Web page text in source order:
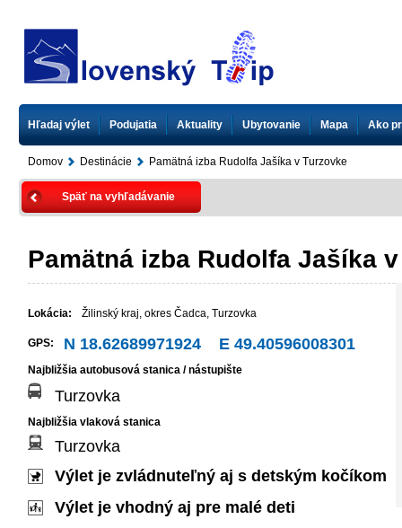
Hľadaj výlet Podujatia Aktuality Ubytovanie Mapa Ako
Domov Destinácie Pamätná izba Rudolfa Jašíka v Turzovke
Späť na vyhľadávanie
Pamätná izba Rudolfa Jašíka
Lokácia: Žilinský kraj okres Čadca Turzovka
GPS: N 18.62689971924 E 49.40596008301
Najbližšia autobusová stanica / nástupište
Turzovka
Najbližšia vlaková stanica
Turzovka
Výlet je zvládnuteľný aj s detským kočíkom
Výlet je vhodný aj pre malé deti